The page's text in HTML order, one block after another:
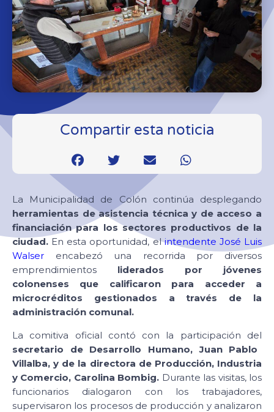
Compartir esta noticia
La Municipalidad de Colón continúa desplegando
herramientas de asistencia técnica y de acceso a
financiación para los sectores productivos de la
ciudad. En esta oportunidad, elintendente José Luis
Walser encabezó una recorrida por diversos
emprendimientos liderados por jóvenes
colonenses que calificaron para acceder a
microcréditos gestionados a través de la
administración comunal.
La comitiva oficial contó con la participación del
secretario de Desarrollo Humano, Juan Pablo
Villalba, y de la directora de Producción, Industria
y Comercio, Carolina Bombig. Durante las visitas, los
funcionarios dialogaron con los trabajadores,
supervisaron los procesos de producción y analizaron